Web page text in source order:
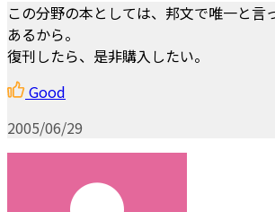
この分野の本としては、邦文で唯一と言
あるから。
復刊したら、是非購入したい。
Good
2005/06/29